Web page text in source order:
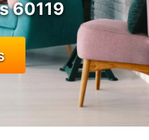
60119